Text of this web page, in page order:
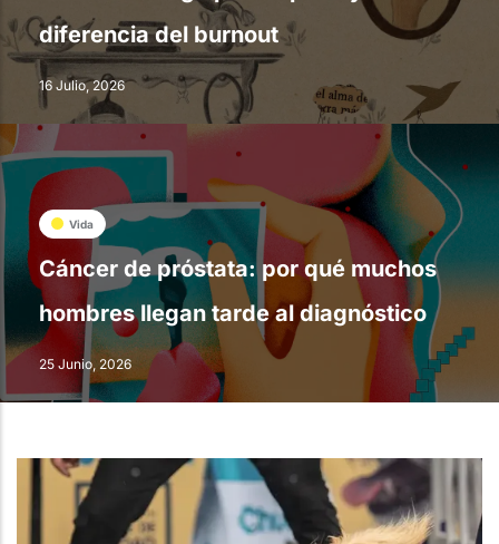
diferencia del burnout
16 Julio, 2026
Vida
Cáncer de próstata: por qué muchos
hombres llegan tarde al diagnóstico
25 Junio, 2026